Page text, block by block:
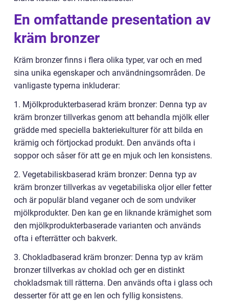
En omfattande presentation av
kräm bronzer
Kräm bronzer finns i flera olika typer, var och en med
sina unika egenskaper och användningsområden. De
vanligaste typerna inkluderar:
1. Mjölkprodukterbaserad kräm bronzer: Denna typ av
kräm bronzer tillverkas genom att behandla mjölk eller
grädde med speciella bakteriekulturer för att bilda en
krämig och förtjockad produkt. Den används ofta i
soppor och såser för att ge en mjuk och len konsistens.
2. Vegetabiliskbaserad kräm bronzer: Denna typ av
kräm bronzer tillverkas av vegetabiliska oljor eller fetter
och är populär bland veganer och de som undviker
mjölkprodukter. Den kan ge en liknande krämighet som
den mjölkprodukterbaserade varianten och används
ofta i efterrätter och bakverk.
3. Chokladbaserad kräm bronzer: Denna typ av kräm
bronzer tillverkas av choklad och ger en distinkt
chokladsmak till rätterna. Den används ofta i glass och
desserter för att ge en len och fyllig konsistens.